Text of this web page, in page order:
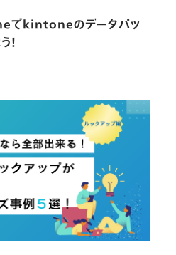
kintoneのデータバッ
！